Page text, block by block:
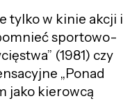
tylko w kinie akcji i
sportowo-
(1981) czy
„Ponad
jako kierowcą